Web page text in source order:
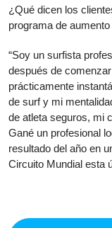
¿Qué dicen los
programa de
“Soy un surfista
después de
prácticamente
de surf y mi
de atleta seguros, mi
Gané un profesional
resultado del año en
Circuito Mundial esta
navigation